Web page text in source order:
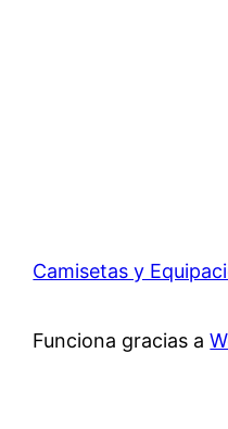
Camisetas y
Funciona gracias a